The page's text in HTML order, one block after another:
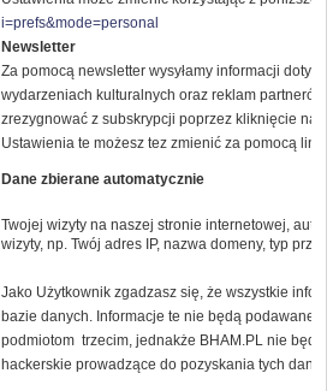
i=prefs&mode=personal
Newsletter
Za pomocą newsletter wysyłamy informacji
wydarzeniach kulturalnych oraz reklam
zrezygnować z subskrypcji poprzez kliknięcie na
Ustawienia te możesz tez zmienić za pomocą
Dane zbierane automatycznie
Twojej wizyty na naszej stronie internetowej,
wizyty, np. Twój adres IP, nazwa domeny, typ
Jako Użytkownik zgadzasz się, że wszystkie
bazie danych. Informacje te nie będą podawane
podmiotom trzecim, jednakże BHAM.PL nie
hackerskie prowadzące do pozyskania tych